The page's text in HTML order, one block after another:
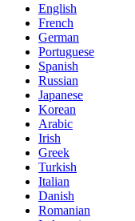
English
French
German
Portuguese
Spanish
Russian
Japanese
Korean
Arabic
Irish
Greek
Turkish
Italian
Danish
Romanian